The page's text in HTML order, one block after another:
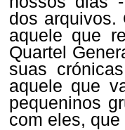
dos arquivos.
aquele que
Quartel
suas
aquele que
pequeninos
com eles,